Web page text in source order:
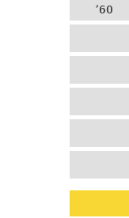
60'